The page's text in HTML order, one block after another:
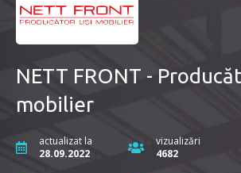
NETT FRONT -
mobilier
actualizat la
28.09.2022
vizualizări
4682